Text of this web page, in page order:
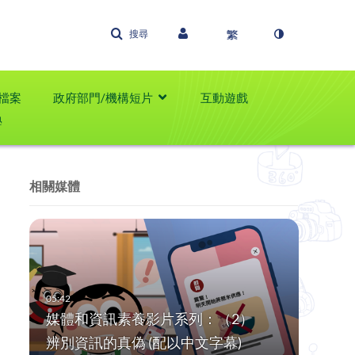
搜尋
案 政府部門/機構短片
互動遊戲
相關媒體
媒體和資訊素養影片系列：（2）
辨別資訊的真偽 (配以中文字幕)